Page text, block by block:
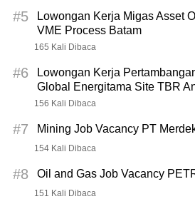
#5
Lowongan Kerja Migas Asset
VME Process Batam
165 Kali Dibaca
#6
Lowongan Kerja
Global Energitama Site TBR
156 Kali Dibaca
#7 Mining Job Vacancy PT
154 Kali Dibaca
#8 Oil and Gas Job Vacancy
151 Kali Dibaca